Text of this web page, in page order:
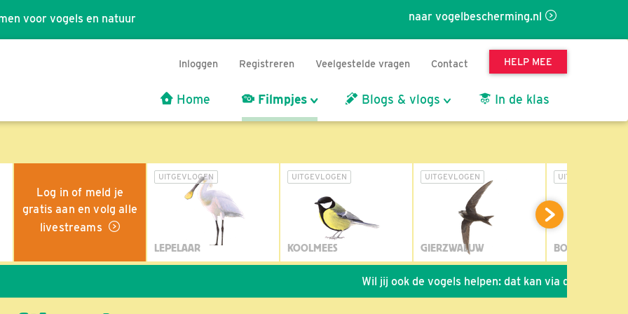
naar vogelbescherming.nl
voor vogels en natuur
Inloggen Registreren Veelgestelde vragen Contact HELP MEE
Home Filmpjes Blogs & vlogs In de klas
Log in of meld je
gratis aan en volg alle
livestreams
UITGEVLOGEN
LEPELAAR
UITGEVLOGEN
KOOLMEES
UITGEVLOGEN
GIERZWALUW
UITGEVLOGEN
BOSUIL
Wil jij ook de vogels helpen: dat kan via de link!